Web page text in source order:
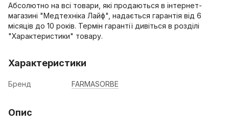
Абсолютно на всі товари, які продаються в інтернет-
магазині "Медтехніка Лайф", надається гарантія від 6
місяців до 10 років. Термін гарантії дивіться в розділі
"Характеристики" товару.
Характеристики
Бренд FARMASORBE
Опис